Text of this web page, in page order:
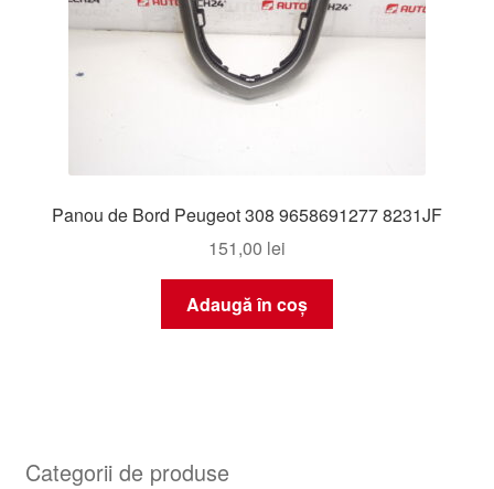
Panou de Bord Peugeot 308 9658691277 8231JF
151,00 lei
Adaugă în coș
Categorii de produse